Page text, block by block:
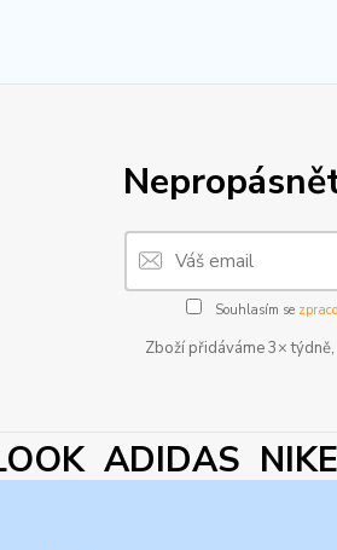
Souhlasím se
Zboží přidáváme 3×
ADIDAS